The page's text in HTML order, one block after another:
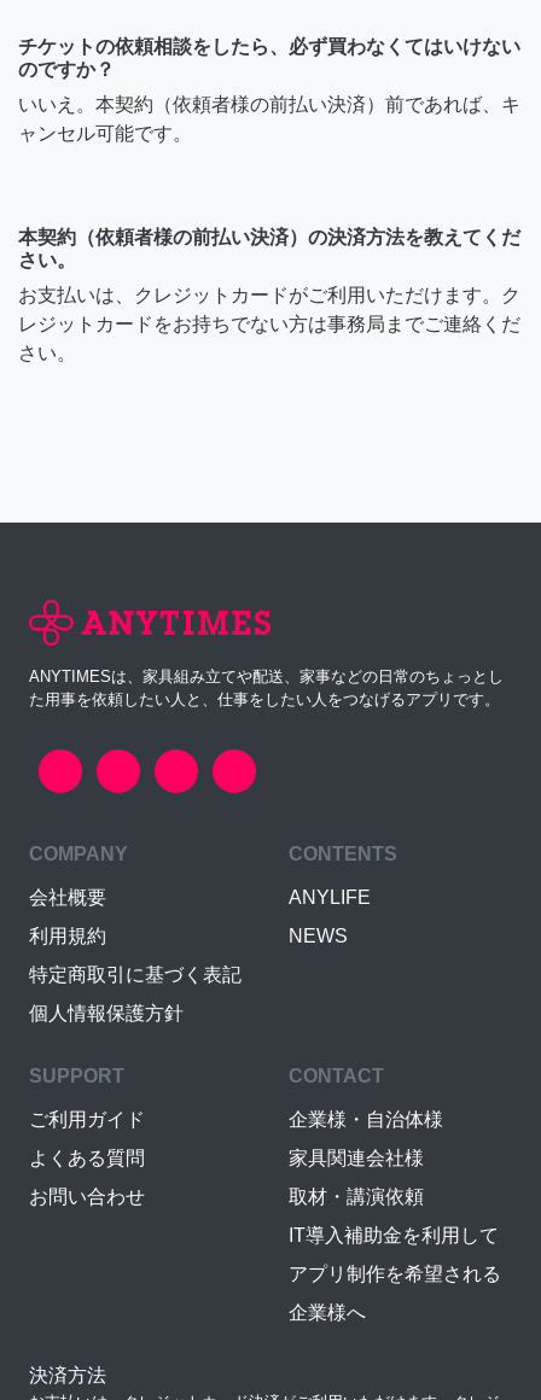
チケットの依頼相談をしたら、必ず買わなくてはいけない
のですか？
いいえ。本契約（依頼者様の前払い決済）前であれば、キ
ャンセル可能です。
本契約（依頼者様の前払い決済）の決済方法を教えてくだ
さい。
お支払いは、クレジットカードがご利用いただけます。ク
レジットカードをお持ちでない方は事務局までご連絡くだ
さい。
ANYTIMESは、家具組み立てや配送、家事などの日常のちょっとし
た用事を依頼したい人と、仕事をしたい人をつなげるアプリです。
COMPANY
会社概要
利用規約
特定商取引に基づく表記
個人情報保護方針
CONTENTS
ANYLIFE
NEWS
SUPPORT
ご利用ガイド
よくある質問
お問い合わせ
CONTACT
企業様・自治体様
家具関連会社様
取材・講演依頼
IT導入補助金を利用して
アプリ制作を希望される
企業様へ
決済方法